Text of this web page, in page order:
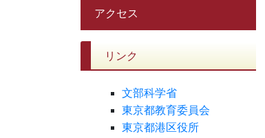
アクセス
リンク
文部科学省
東京都教育委員会
東京都港区役所